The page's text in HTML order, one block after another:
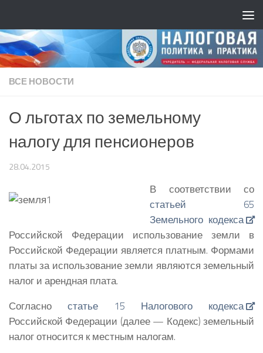
ВСЕ НОВОСТИ
О льготах по земельному
налогу для пенсионеров
28.04.2015
В соответствии со
статьей 65
Земельного кодекса
Российской Федерации использование земли в
Российской Федерации является платным. Формами
платы за использование земли являются земельный
налог и арендная плата.
Согласностатье 15 Налогового кодекса
Российской Федерации (далее — Кодекс) земельный
налог относится к местным налогам.